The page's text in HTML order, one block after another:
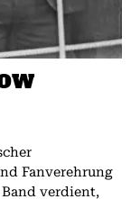
Fanverehrung
verdient,